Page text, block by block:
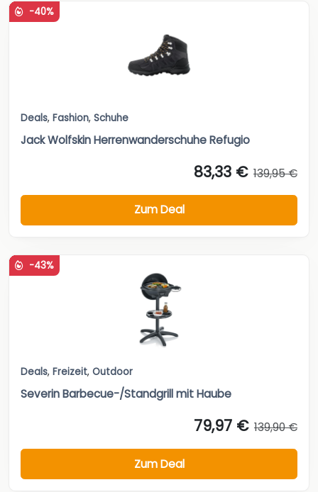
-40%
Deals, Fashion, Schuhe
Jack Wolfskin Herrenwanderschuhe Refugio
83,33 € 139,95 €
Zum Deal
-43%
Deals, Freizeit, Outdoor
Severin Barbecue-/Standgrill mit Haube
79,97 € 139,90 €
Zum Deal